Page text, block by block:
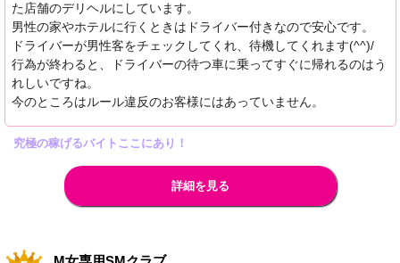
た店舗のデリヘルにしています。
男性の家やホテルに行くときはドライバー付きなので安心です。
ドライバーが男性客をチェックしてくれ、待機してくれます(^^)/
行為が終わると、ドライバーの待つ車に乗ってすぐに帰れるのはう
れしいですね。
今のところはルール違反のお客様にはあっていません。
究極の稼げるバイトここにあり！
詳細を見る